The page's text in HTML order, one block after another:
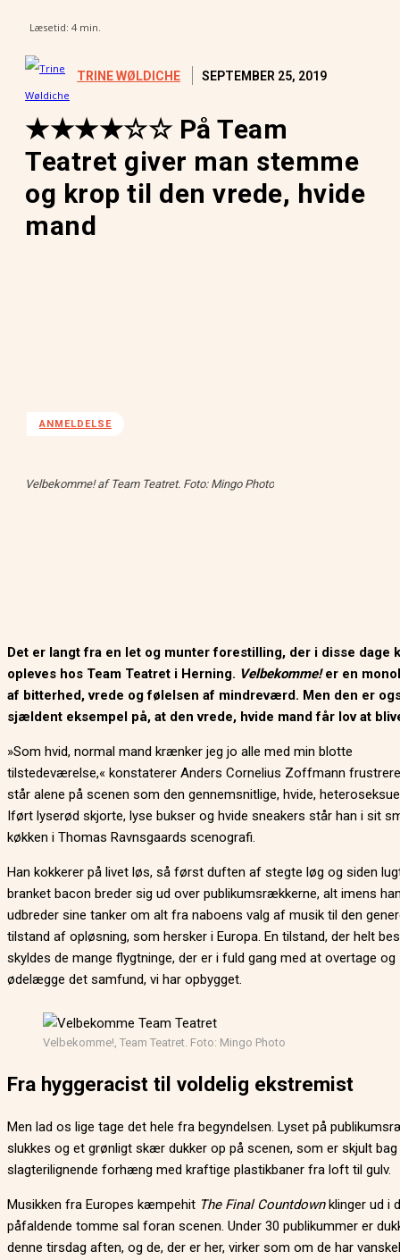
Læsetid: 4 min.
TRINE WØLDICHE SEPTEMBER 25, 2019
★★★★☆☆ På Team
Teatret giver man stemme
og krop til den vrede, hvide
mand
ANMELDELSE
Velbekomme!af Team Teatret. Foto: Mingo Photo
Det er langt fra en let og munter forestilling, der i disse dage
opleves hos Team Teatret i Herning. Velbekomme!er en
af bitterhed, vrede og følelsen af mindreværd. Men den er
sjældent eksempel på, at den vrede, hvide mand får lov at
»Som hvid, normal mand krænker jeg jo alle med min blotte
tilstedeværelse,« konstaterer Anders Cornelius Zoffmann
står alene på scenen som den gennemsnitlige, hvide,
Iført lyserød skjorte, lyse bukser og hvide sneakers står han i sit
køkken i Thomas Ravnsgaards scenografi.
Han kokkerer på livet løs, så først duften af stegte løg og siden
branket bacon breder sig ud over publikumsrækkerne, alt imens
udbreder sine tanker om alt fra naboens valg af musik til den
tilstand af opløsning, som hersker i Europa. En tilstand, der helt
skyldes de mange flygtninge, der er i fuld gang med at overtage og
ødelægge det samfund, vi har opbygget.
Velbekomme!, Team Teatret. Foto: Mingo Photo
Fra hyggeracist til voldelig ekstremist
Men lad os lige tage det hele fra begyndelsen. Lyset på
slukkes og et grønligt skær dukker op på scenen, som er skjult
slagterilignende forhæng med kraftige plastikbaner fra loft til gulv.
Musikken fra Europes kæmpehit The Final Countdownklinger ud i
påfaldende tomme sal foran scenen. Under 30 publikummer er
denne tirsdag aften, og de, der er her, virker som om de har